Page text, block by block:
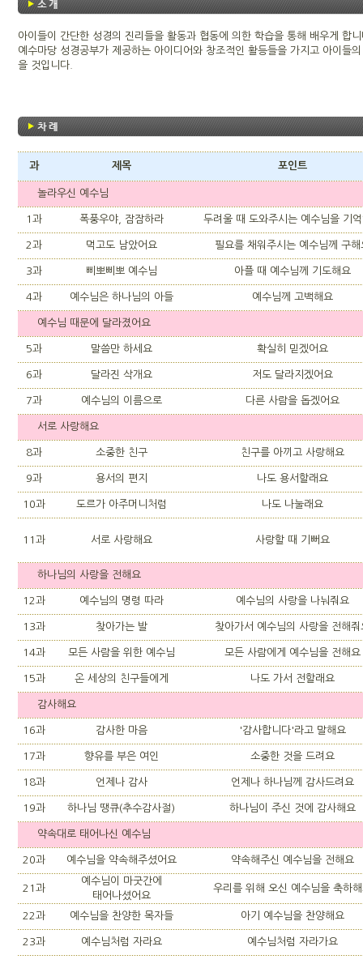
아이들이 간단한 성경의 진리들을 활동과 협동에 의한 학습을 통해 배우게 합
예수마당 성경공부가 제공하는 아이디어와 창조적인 활등들을 가지고 아이들
을 것입니다.
과 제목 포인트
놀라우신 예수님
1과 폭풍우야, 잠잠하라 두려울 때 도와주시는 예수님을 기
2과 먹고도 남았어요 필요를 채워주시는 예수님께 구해
3과 삐뽀삐뽀 예수님 아플 때 예수님께 기도해요
4과 예수님은 하나님의 아들 예수님께 고백해요
예수님 때문에 달라졌어요
5과 말씀만 하세요 확실히 믿겠어요
6과 달라진 삭개요 저도 달라지겠어요
7과 예수님의 이름으로 다른 사람을 돕겠어요
서로 사랑해요
8과 소중한 친구 친구를 아끼고 사랑해요
9과 용서의 편지 나도 용서할래요
10과 도르가 아주머니처럼 나도 나눌래요
11과 서로 사랑해요 사랑할 때 기뻐요
하나님의 사랑을 전해요
12과 예수님의 명령 따라 예수님의 사랑을 나눠줘요
13과 찾아가는 발 찾아가서 예수님의 사랑을 전해줘
14과 모든 사람을 위한 예수님 모든 사람에게 예수님을 전해요
15과 온 세상의 친구들에게 나도 가서 전할래요
감사해요
16과 감사한 마음 '감사합니다'라고 말해요
17과 향유를 부은 여인 소중한 것을 드려요
18과 언제나 감사 언제나 하나님께 감사드려요
19과 하나님 땡큐(추수감사절) 하나님이 주신 것에 감사해요
약속대로 태어나신 예수님
20과 예수님을 약속해주셨어요 약속해주신 예수님을 전해요
21과
예수님이 마굿간에
태어나셨어요
우리를 위해 오신 예수님을 축하
22과 예수님을 찬양한 목자들 아기 예수님을 찬양해요
23과 예수님처럼 자라요 예수님처럼 자라가요